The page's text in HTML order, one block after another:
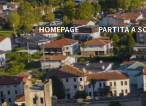
HOMEPAGE PARTITA A